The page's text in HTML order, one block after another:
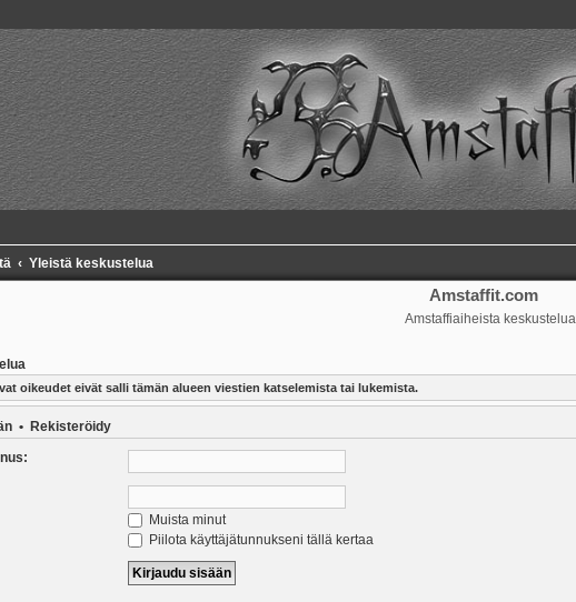
Yleistä keskustelua
Amstaffit.com
Amstaffiaiheista keskustelua
oikeudet eivät salli tämän alueen viestien katselemista tai lukemista.
• Rekisteröidy
Muista minut
Piilota käyttäjätunnukseni tällä kertaa